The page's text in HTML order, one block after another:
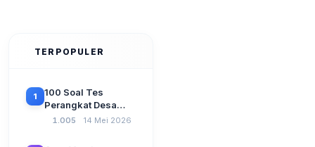
TERPOPULER
1
100 Soal Tes
Perangkat Desa
Terbaru 2026
1.005 14 Mei 2026